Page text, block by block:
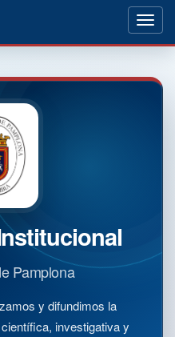
Pamplona
y difundimos la
investigativa y